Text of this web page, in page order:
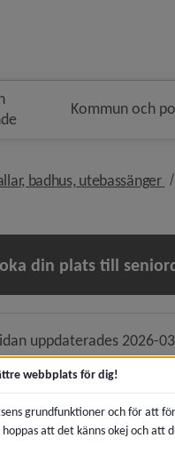
Kommun och
badhus, utebassänger
att besöka Umeå
och friluftsliv
din plats till
uppdaterades 2026-
webbplats för dig!
grundfunktioner och för att
att det känns okej och att